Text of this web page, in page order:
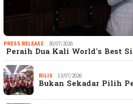
PRESS RELEASE 30/07/2026
Peraih Dua Kali World’s Best
RILIS 13/07/2026
Bukan Sekadar Pilih